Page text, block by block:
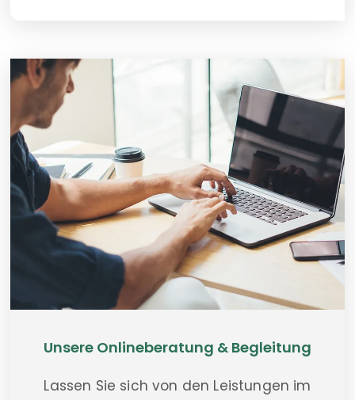
Unsere Onlineberatung & Begleitung
Lassen Sie sich von den Leistungen im